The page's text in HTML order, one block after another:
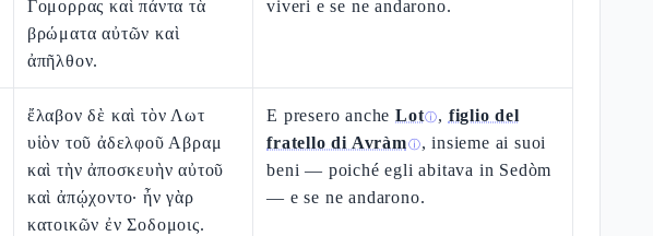
Γομορρας καὶ πάντα τὰ
βρώματα αὐτῶν καὶ
ἀπῆλθον.
viveri e se ne andarono.
ἔλαβον δὲ καὶ τὸν Λωτ
υἱὸν τοῦ ἀδελφοῦ Αβραμ
καὶ τὴν ἀποσκευὴν αὐτοῦ
καὶ ἀπῴχοντο· ἦν γὰρ
κατοικῶν ἐν Σοδομοις.
E presero ancheLotⓘ, figlio del
fratello di Avràmⓘ, insieme ai suoi
beni — poiché egli abitava in Sedòm
— e se ne andarono.